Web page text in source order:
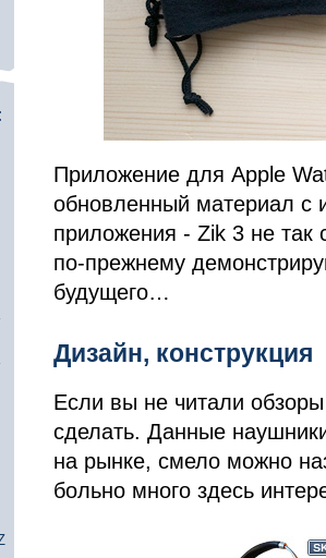
Приложение для Apple
обновленный материал с
приложения - Zik 3 не так
по-прежнему
будущего…
Дизайн, конструкция
Если вы не читали
сделать. Данные
на рынке, смело можно
больно много здесь